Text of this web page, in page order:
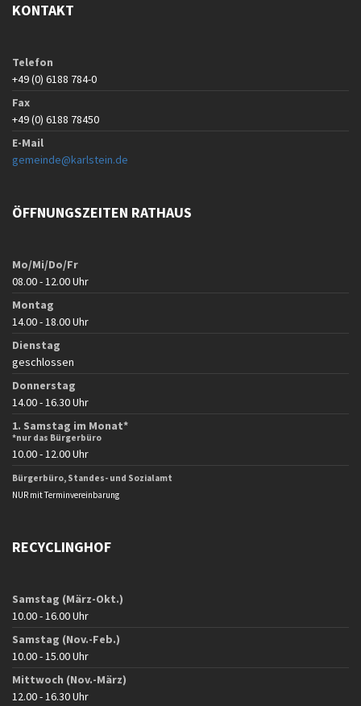
KONTAKT
Telefon
+49 (0) 6188 784-0
Fax
+49 (0) 6188 78450
E-Mail
gemeinde@karlstein.de
ÖFFNUNGSZEITEN RATHAUS
Mo/Mi/Do/Fr
08.00 - 12.00 Uhr
Montag
14.00 - 18.00 Uhr
Dienstag
geschlossen
Donnerstag
14.00 - 16.30 Uhr
1. Samstag im Monat*
*nur das Bürgerbüro
10.00 - 12.00 Uhr
Bürgerbüro, Standes- und Sozialamt
NUR mit Terminvereinbarung
RECYCLINGHOF
Samstag (März-Okt.)
10.00 - 16.00 Uhr
Samstag (Nov.-Feb.)
10.00 - 15.00 Uhr
Mittwoch (Nov.-März)
12.00 - 16.30 Uhr